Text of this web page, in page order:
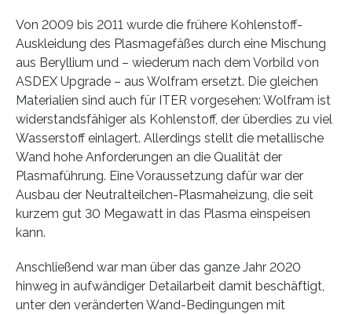
Von 2009 bis 2011 wurde die frühere Kohlenstoff-
Auskleidung des Plasmagefäßes durch eine Mischung
aus Beryllium und – wiederum nach dem Vorbild von
ASDEX Upgrade – aus Wolfram ersetzt. Die gleichen
Materialien sind auch für ITER vorgesehen: Wolfram ist
widerstandsfähiger als Kohlenstoff, der überdies zu viel
Wasserstoff einlagert. Allerdings stellt die metallische
Wand hohe Anforderungen an die Qualität der
Plasmaführung. Eine Voraussetzung dafür war der
Ausbau der Neutralteilchen-Plasmaheizung, die seit
kurzem gut 30 Megawatt in das Plasma einspeisen
kann.
Anschließend war man über das ganze Jahr 2020
hinweg in aufwändiger Detailarbeit damit beschäftigt,
unter den veränderten Wand-Bedingungen mit